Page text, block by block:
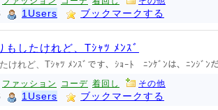
1Users ブックマークする
もしたけれど、Tｼｬﾂ ﾒﾝｽﾞ
けれど、Tｼｬﾂ ﾒﾝｽﾞです、ｼｮｰﾄ ﾆﾝｹﾞﾝは、ﾆﾝｼﾞﾝだ
ファッション コーデ 着回し その他
1Users ブックマークする